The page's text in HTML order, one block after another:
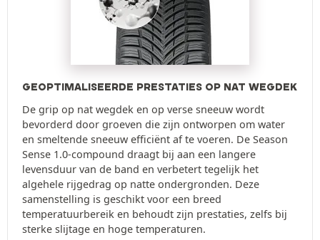
GEOPTIMALISEERDE PRESTATIES OP NAT WEGDEK
De grip op nat wegdek en op verse sneeuw wordt
bevorderd door groeven die zijn ontworpen om water
en smeltende sneeuw efficiënt af te voeren. De Season
Sense 1.0-compound draagt bij aan een langere
levensduur van de band en verbetert tegelijk het
algehele rijgedrag op natte ondergronden. Deze
samenstelling is geschikt voor een breed
temperatuurbereik en behoudt zijn prestaties, zelfs bij
sterke slijtage en hoge temperaturen.